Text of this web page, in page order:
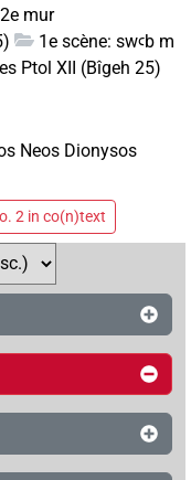
2e mur
1e scène: swꜥb m
Ptol XII (Bîgeh 25)
Neos Dionysos
2 in co(n)text